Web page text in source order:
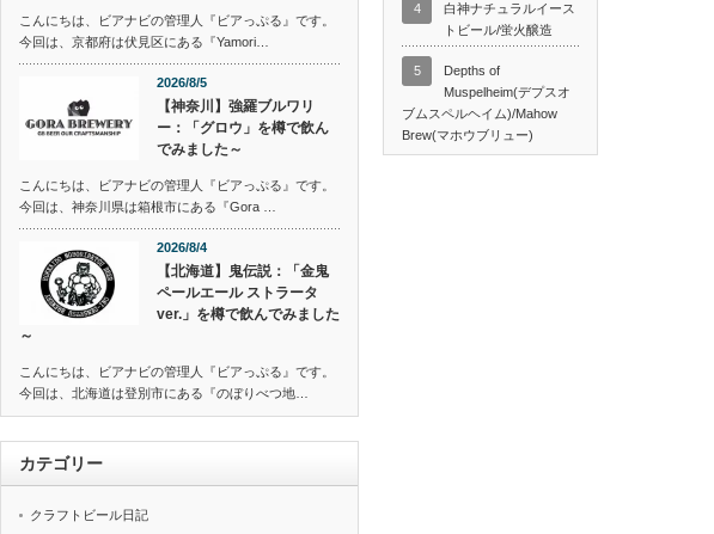
こんにちは、ビアナビの管理人『ビアっぷる』です。
今回は、京都府は伏見区にある『Yamori…
2026/8/5
【神奈川】強羅ブルワリ
ー：「グロウ」を樽で飲ん
でみました～
こんにちは、ビアナビの管理人『ビアっぷる』です。
今回は、神奈川県は箱根市にある『Gora …
2026/8/4
【北海道】鬼伝説：「金鬼
ペールエール ストラータ
ver.」を樽で飲んでみました
～
こんにちは、ビアナビの管理人『ビアっぷる』です。
今回は、北海道は登別市にある『のぼりべつ地…
カテゴリー
クラフトビール日記
4
白神ナチュラルイース
トビール/蛍火醸造
5
Depths of
Muspelheim(デプスオ
ブムスペルヘイム)/Mahow
Brew(マホウブリュー)